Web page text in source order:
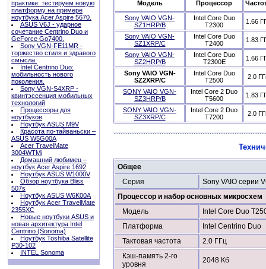
практике: тестируем новую
платформу на примере
ноутбука Acer Aspire 5670.
ASUS V6J - ударное
сочетание Centrino Duo и
GeForce Go7400.
Sony VGN-FE11MR -
торжество стиля и здравого
смысла.
Intel Centrino Duo:
мобильность нового
поколения.
Sony VGN-S4XRP -
квинтэссенция мобильных
технологий
Процессоры для
ноутбуков
Ноутбук ASUS M9V
Красота по-тайваньски –
ASUS W5G00A
Acer TravelMate
3004WTMi
Домашний любимец –
ноутбук Acer Aspire 1692
Ноутбук ASUS W1000V
Обзор ноутбука Bliss
507s
Ноутбук ASUS W6K00A
Ноутбук Acer TravelMate
2355XC
Новые ноутбуки ASUS и
новая архитектура Intel
Centrino (Sonoma)
Ноутбук Toshiba Satellite
P30-102
INTEL Sonoma
Модель Процессор
Sony VAIO VGN-
SZ1HRP/B
Intel Core Duo
T2300
1.66
Sony VAIO VGN-
SZ1XRP/C
Intel Core Duo
T2400
1.83
Sony VAIO VGN-
SZ2HRP/B
Intel Core Duo
T2300E
1.66
Sony VAIO VGN-
SZ2XRP/C
Intel Core Duo
T2500
2.0
SONY VAIO VGN-
SZ3HRP/B
Intel Core 2 Duo
T5600
1.83
SONY VAIO VGN-
SZ3XRP/C
Intel Core 2 Duo
T7200
2.0
Общее
Серия
Sony VAIO серии
Процессор и набор основных микросхем
Модель
Intel Core Duo
Платформа
Intel Centrino Duo
Тактовая частота
2.0 ГГц
Кэш-память 2-го
уровня
2048 Кб